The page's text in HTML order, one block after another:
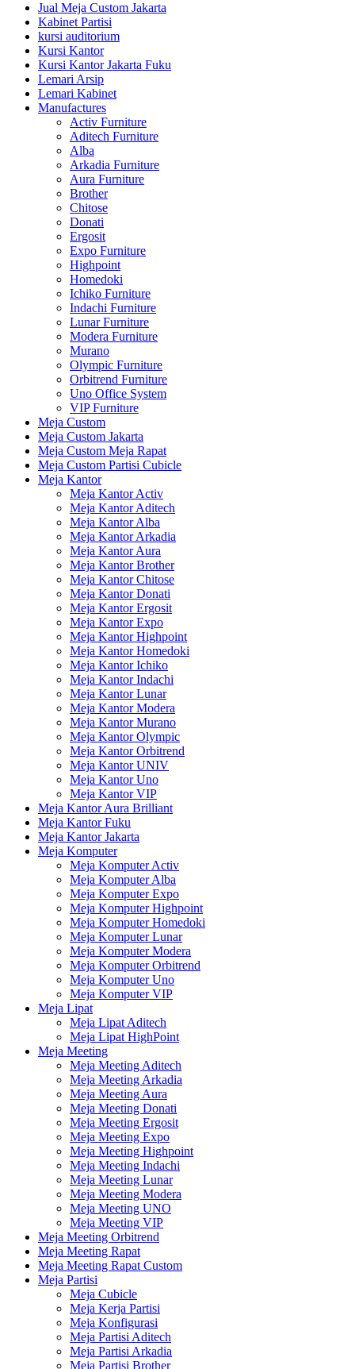
Jual Meja Custom Jakarta
Kabinet Partisi
kursi auditorium
Kursi Kantor
Kursi Kantor Jakarta Fuku
Lemari Arsip
Lemari Kabinet
Manufactures
Activ Furniture
Aditech Furniture
Alba
Arkadia Furniture
Aura Furniture
Brother
Chitose
Donati
Ergosit
Expo Furniture
Highpoint
Homedoki
Ichiko Furniture
Indachi Furniture
Lunar Furniture
Modera Furniture
Murano
Olympic Furniture
Orbitrend Furniture
Uno Office System
VIP Furniture
Meja Custom
Meja Custom Jakarta
Meja Custom Meja Rapat
Meja Custom Partisi Cubicle
Meja Kantor
Meja Kantor Activ
Meja Kantor Aditech
Meja Kantor Alba
Meja Kantor Arkadia
Meja Kantor Aura
Meja Kantor Brother
Meja Kantor Chitose
Meja Kantor Donati
Meja Kantor Ergosit
Meja Kantor Expo
Meja Kantor Highpoint
Meja Kantor Homedoki
Meja Kantor Ichiko
Meja Kantor Indachi
Meja Kantor Lunar
Meja Kantor Modera
Meja Kantor Murano
Meja Kantor Olympic
Meja Kantor Orbitrend
Meja Kantor UNIV
Meja Kantor Uno
Meja Kantor VIP
Meja Kantor Aura Brilliant
Meja Kantor Fuku
Meja Kantor Jakarta
Meja Komputer
Meja Komputer Activ
Meja Komputer Alba
Meja Komputer Expo
Meja Komputer Highpoint
Meja Komputer Homedoki
Meja Komputer Lunar
Meja Komputer Modera
Meja Komputer Orbitrend
Meja Komputer Uno
Meja Komputer VIP
Meja Lipat
Meja Lipat Aditech
Meja Lipat HighPoint
Meja Meeting
Meja Meeting Aditech
Meja Meeting Arkadia
Meja Meeting Aura
Meja Meeting Donati
Meja Meeting Ergosit
Meja Meeting Expo
Meja Meeting Highpoint
Meja Meeting Indachi
Meja Meeting Lunar
Meja Meeting Modera
Meja Meeting UNO
Meja Meeting VIP
Meja Meeting Orbitrend
Meja Meeting Rapat
Meja Meeting Rapat Custom
Meja Partisi
Meja Cubicle
Meja Kerja Partisi
Meja Konfigurasi
Meja Partisi Aditech
Meja Partisi Arkadia
Meja Partisi Brother